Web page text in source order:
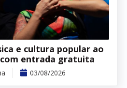
e cultura popular ao
entrada gratuita
03/08/2026